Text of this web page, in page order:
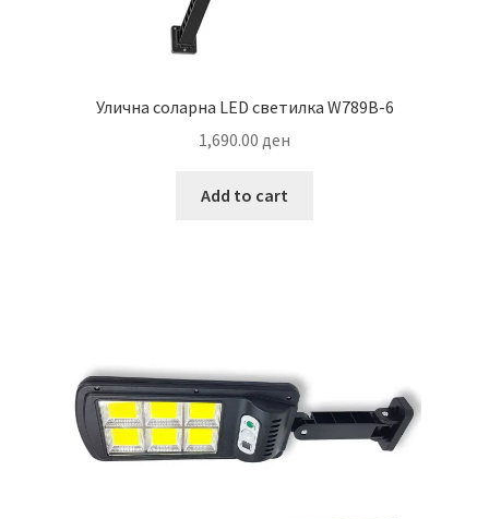
Улична соларна LED светилка W789B-6
1,690.00 ден
Add to cart